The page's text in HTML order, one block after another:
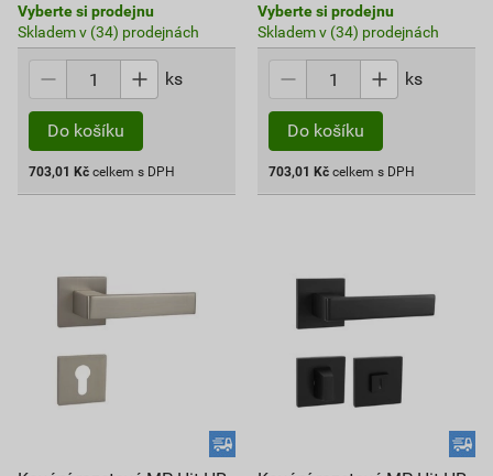
Vyberte si prodejnu
Skladem v (34) prodejnách
ks
Do košíku
703,01 Kč celkem s DPH
Vyberte si prodejnu
Skladem v (34) prodejnách
ks
Do košíku
703,01 Kč celkem s DPH